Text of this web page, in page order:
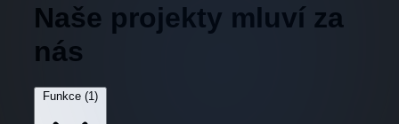
Naše projekty mluví za
nás
Funkce (1)